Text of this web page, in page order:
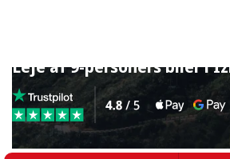
Leje af 9-personers biler i